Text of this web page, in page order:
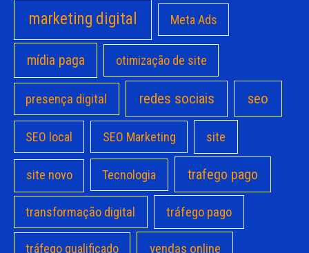
marketing digital Meta Ads
mídia paga otimização de site
presença digital redes sociais seo
SEO local SEO Marketing site
site novo Tecnologia trafego pago
transformação digital tráfego pago
tráfego qualificado vendas online